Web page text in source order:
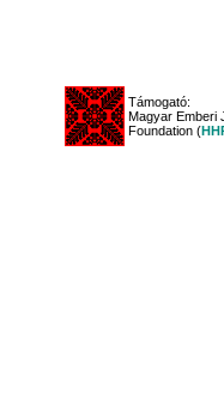
Támogató:
Magyar Emberi
Foundation (